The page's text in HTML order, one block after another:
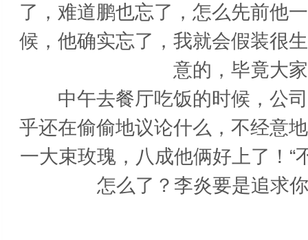
了，难道鹏也忘了，怎么先前他
候，他确实忘了，我就会假装很
意的，毕竟大
中午去餐厅吃饭的时候，公司
乎还在偷偷地议论什么，不经意
一大束玫瑰，八成他俩好上了！“
怎么了？李炎要是追求